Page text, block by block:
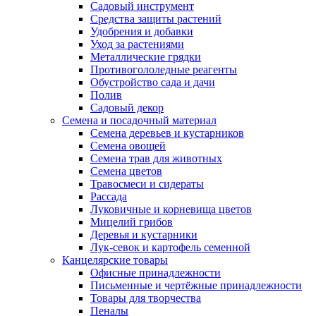
Садовый инструмент
Средства защиты растений
Удобрения и добавки
Уход за растениями
Металлические грядки
Противогололедные реагенты
Обустройство сада и дачи
Полив
Садовый декор
Семена и посадочный материал
Семена деревьев и кустарников
Семена овощей
Семена трав для животных
Семена цветов
Травосмеси и сидераты
Рассада
Луковичные и корневища цветов
Мицелий грибов
Деревья и кустарники
Лук-севок и картофель семенной
Канцелярские товары
Офисные принадлежности
Письменные и чертёжные принадлежности
Товары для творчества
Пеналы